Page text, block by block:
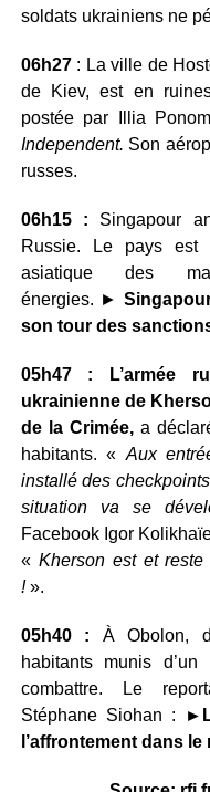
soldats ukrainiens ne
06h27: La ville de
de Kiev, est en
postée par Illia
Independent. Son
russes.
06h15 : Singapour
Russie. Le pays est
asiatique des
énergies. ►
son tour des
05h47 : L’armée
ukrainienne de
de la Crimée,a
habitants. « Aux
installé des
situation va se
Facebook Igor
«Kherson est et reste
!».
05h40 : À Obolon,
habitants munis
combattre. Le
Stéphane Siohan :
l’affrontement dans